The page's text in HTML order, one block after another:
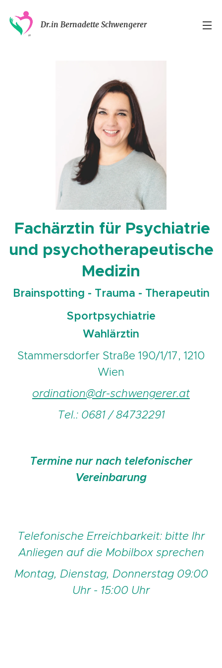
Dr.in Bernadette Schwengerer
Fachärztin für Psychiatrie
und psychotherapeutische
Medizin
Brainspotting - Trauma - Therapeutin
Sportpsychiatrie
Wahlärztin
Stammersdorfer Straße 190/1/17, 1210
Wien
ordination@dr-schwengerer.at
Tel.: 0681 / 84732291
Termine nur nach telefonischer
Vereinbarung
Telefonische Erreichbarkeit: bitte Ihr
Anliegen auf die Mobilbox sprechen
Montag, Dienstag, Donnerstag 09:00
Uhr - 15:00 Uhr